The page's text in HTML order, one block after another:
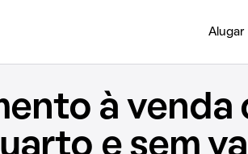
Alugar
à venda
e sem